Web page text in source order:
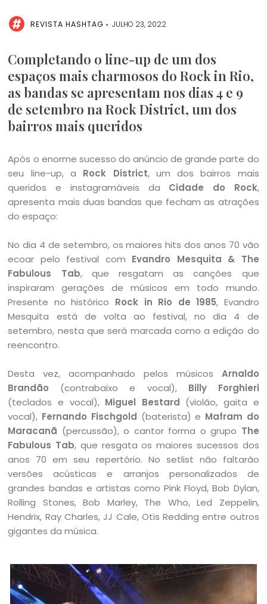
REVISTA HASHTAG JULHO 23, 2022
Completando o line-up de um dos
espaços mais charmosos do Rock in Rio,
as bandas se apresentam nos dias 4 e 9
de setembro na Rock District, um dos
bairros mais queridos
Após o enorme sucesso do anúncio de grande parte do
seu line-up, a Rock District, um dos bairros mais
queridos e instagramáveis da Cidade do Rock,
apresenta mais duas bandas que fecham as atrações
do espaço:
No dia 4 de setembro, os maiores hits dos anos 70 vão
ecoar pelo festival com Evandro Mesquita & The
Fabulous Tab, que resgatam as canções que
inspiraram gerações de músicos em todo mundo.
Presente no histórico Rock in Rio de 1985, Evandro
Mesquita está de volta ao festival, no dia 4 de
setembro, nesta que será marcada como a edição do
reencontro.
Desta vez, acompanhado pelos músicos Arnaldo
Brandão (contrabaixo e vocal), Billy Forghieri
(teclados e vocal), Miguel Bestard (violão, gaita e
vocal), Fernando Fischgold (baterista) e Mafram do
Maracanã (percussão), o cantor forma o grupo The
Fabulous Tab, que resgata os maiores sucessos dos
anos 70 em seu repertório. No setlist não faltarão
versões acústicas e arranjos personalizados de
grandes bandas e artistas como Pink Floyd, Bob Dylan,
Rolling Stones, Bob Marley, The Who, Led Zeppelin,
Hendrix, Ray Charles, JJ Cale, Otis Redding entre outros
gigantes da música.